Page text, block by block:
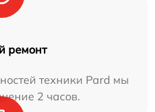
ремонт
техники Pard мы
2 часов.